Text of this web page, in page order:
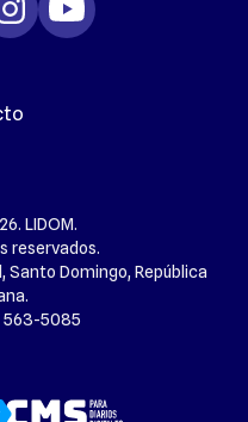
LIDOM.
reservados.
Santo Domingo, República
563-5085